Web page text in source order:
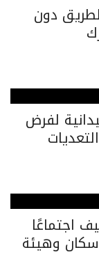
دون
لفرض
اجتماعًا
وهيئة